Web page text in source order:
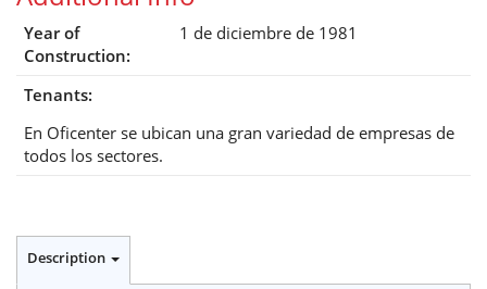
Year of
Construction:
1 de diciembre de 1981
Tenants:
En Oficenter se ubican una gran variedad de empresas de
todos los sectores.
Description